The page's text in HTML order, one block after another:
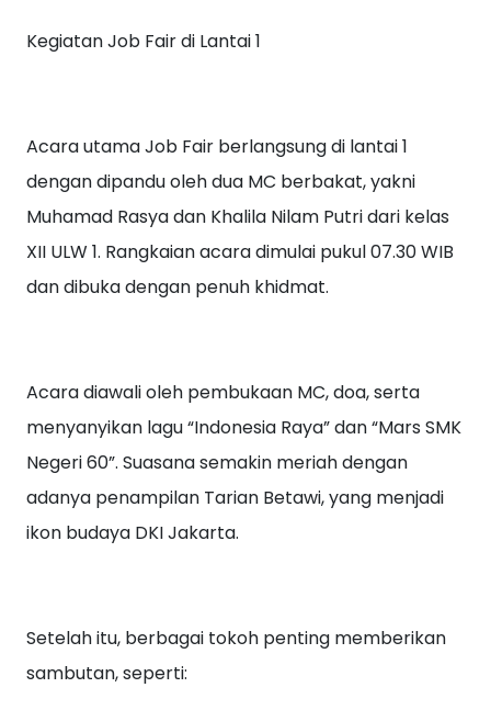
Kegiatan Job Fair di Lantai 1
Acara utama Job Fair berlangsung di lantai 1
dengan dipandu oleh dua MC berbakat, yakni
Muhamad Rasya dan Khalila Nilam Putri dari kelas
XII ULW 1. Rangkaian acara dimulai pukul 07.30 WIB
dan dibuka dengan penuh khidmat.
Acara diawali oleh pembukaan MC, doa, serta
menyanyikan lagu “Indonesia Raya” dan “Mars SMK
Negeri 60”. Suasana semakin meriah dengan
adanya penampilan Tarian Betawi, yang menjadi
ikon budaya DKI Jakarta.
Setelah itu, berbagai tokoh penting memberikan
sambutan, seperti: